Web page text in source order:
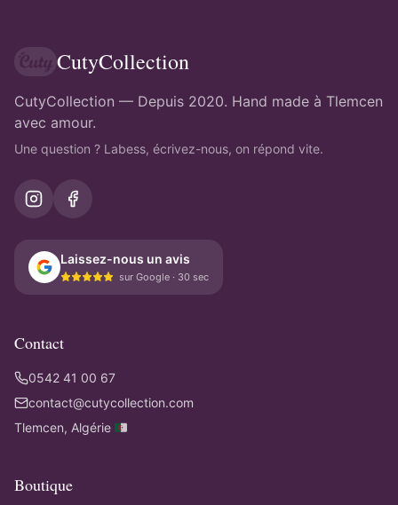
CutyCollection
CutyCollection — Depuis 2020. Hand made à Tlemcen
avec amour.
Une question ? Labess, écrivez-nous, on répond vite.
Laissez-nous un avis
sur Google · 30 sec
Contact
0542 41 00 67
contact@cutycollection.com
Tlemcen, Algérie 🇩🇿
Boutique